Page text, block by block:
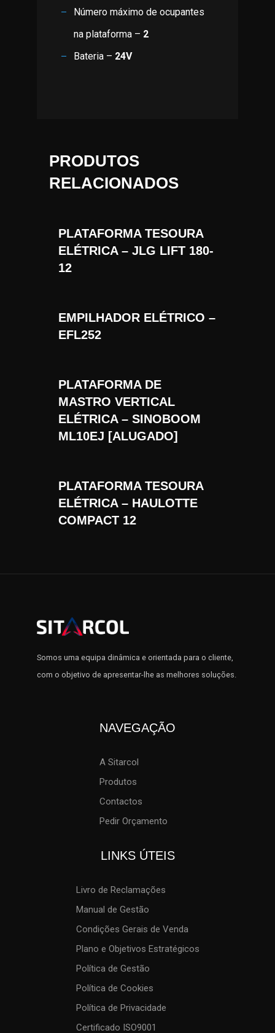
Número máximo de ocupantes
na plataforma – 2
Bateria – 24V
PRODUTOS
RELACIONADOS
PLATAFORMA TESOURA
ELÉTRICA – JLG LIFT 180-
12
EMPILHADOR ELÉTRICO –
EFL252
PLATAFORMA DE
MASTRO VERTICAL
ELÉTRICA – SINOBOOM
ML10EJ [ALUGADO]
PLATAFORMA TESOURA
ELÉTRICA – HAULOTTE
COMPACT 12
Somos uma equipa dinâmica e orientada para o cliente,
com o objetivo de apresentar-lhe as melhores soluções.
NAVEGAÇÃO
A Sitarcol
Produtos
Contactos
Pedir Orçamento
LINKS ÚTEIS
Livro de Reclamações
Manual de Gestão
Condições Gerais de Venda
Plano e Objetivos Estratégicos
Política de Gestão
Política de Cookies
Política de Privacidade
Certificado ISO9001